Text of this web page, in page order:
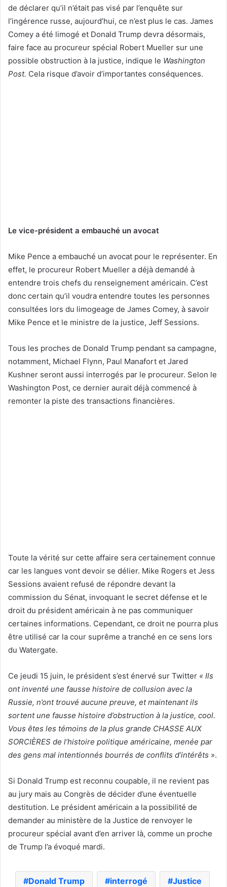
de déclarer qu’il n’était pas visé par l’enquête sur
l’ingérence russe, aujourd’hui, ce n’est plus le cas. James
Comey a été limogé et Donald Trump devra désormais,
faire face au procureur spécial Robert Mueller sur une
possible obstruction à la justice, indique le Washington
Post. Cela risque d’avoir d’importantes conséquences.
Le vice-président a embauché un avocat
Mike Pence a embauché un avocat pour le représenter. En
effet, le procureur Robert Mueller a déjà demandé à
entendre trois chefs du renseignement américain. C’est
donc certain qu’il voudra entendre toutes les personnes
consultées lors du limogeage de James Comey, à savoir
Mike Pence et le ministre de la justice, Jeff Sessions.
Tous les proches de Donald Trump pendant sa campagne,
notamment, Michael Flynn, Paul Manafort et Jared
Kushner seront aussi interrogés par le procureur. Selon le
Washington Post, ce dernier aurait déjà commencé à
remonter la piste des transactions financières.
Toute la vérité sur cette affaire sera certainement connue
car les langues vont devoir se délier. Mike Rogers et Jess
Sessions avaient refusé de répondre devant la
commission du Sénat, invoquant le secret défense et le
droit du président américain à ne pas communiquer
certaines informations. Cependant, ce droit ne pourra plus
être utilisé car la cour suprême a tranché en ce sens lors
du Watergate.
Ce jeudi 15 juin, le président s’est énervé sur Twitter « Ils
ont inventé une fausse histoire de collusion avec la
Russie, n’ont trouvé aucune preuve, et maintenant ils
sortent une fausse histoire d’obstruction à la justice, cool.
Vous êtes les témoins de la plus grande CHASSE AUX
SORCIÈRES de l’histoire politique américaine, menée par
des gens mal intentionnés bourrés de conflits d’intérêts ».
Si Donald Trump est reconnu coupable, il ne revient pas
au jury mais au Congrès de décider d’une éventuelle
destitution. Le président américain a la possibilité de
demander au ministère de la Justice de renvoyer le
procureur spécial avant d’en arriver là, comme un proche
de Trump l’a évoqué mardi.
Donald Trump interrogé Justice